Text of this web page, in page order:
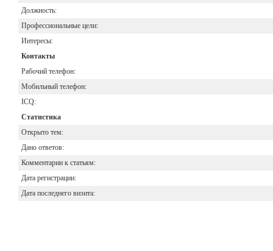
Должность:
Профессиональные цели:
Интересы:
Контакты
Рабочий телефон:
Мобильный телефон:
ICQ:
Статистика
Открыто тем:
Дано ответов:
Комментарии к статьям:
Дата регистрации:
Дата последнего визита: